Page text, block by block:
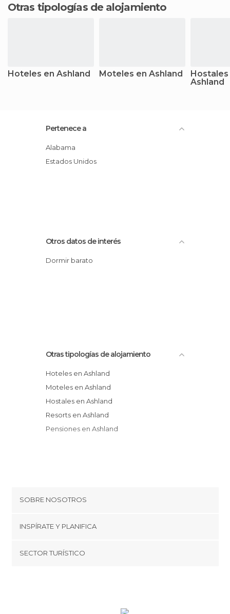
Otras tipologías de alojamiento
Hoteles en Ashland Moteles en Ashland
Hostales
Ashland
Pertenece a
Alabama
Estados Unidos
Otros datos de interés
Dormir barato
Otras tipologías de alojamiento
Hoteles en Ashland
Moteles en Ashland
Hostales en Ashland
Resorts en Ashland
Pensiones en Ashland
SOBRE NOSOTROS
Cookies
Términos y condiciones
INSPÍRATE Y PLANIFICA
SECTOR TURÍSTICO